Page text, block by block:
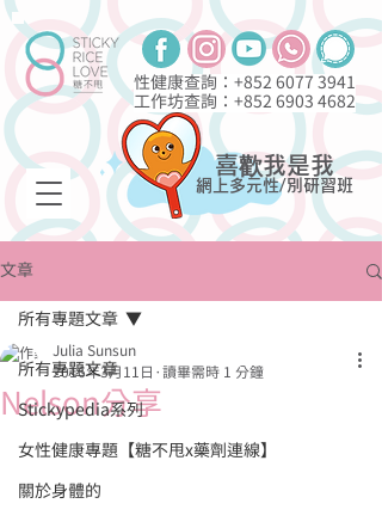
性健康查詢：+852 6077 3941
工作坊查詢：+852 6903 4682
喜歡我是我
網上多元性/別研習班
文章
所有專題文章
Stickypedia系列
女性健康專題【糖不甩x藥劑連線】
關於身體的
所有專題文章
Nelson分享
Julia Sunsun
2016年3月11日
讀畢需時 1 分鐘